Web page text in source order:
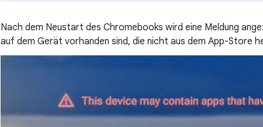
Nach dem Neustart des Chromebooks wird eine Meldung
auf dem Gerät vorhanden sind, die nicht aus dem App-Store